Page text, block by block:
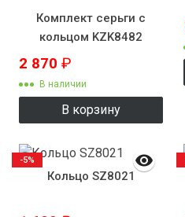
Комплект серьги с
кольцом KZK8482
2 870 ₽
В наличии
В корзину
Кольцо SZ8021
-5%